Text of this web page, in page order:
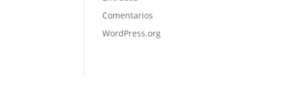
Comentarios
WordPress.org